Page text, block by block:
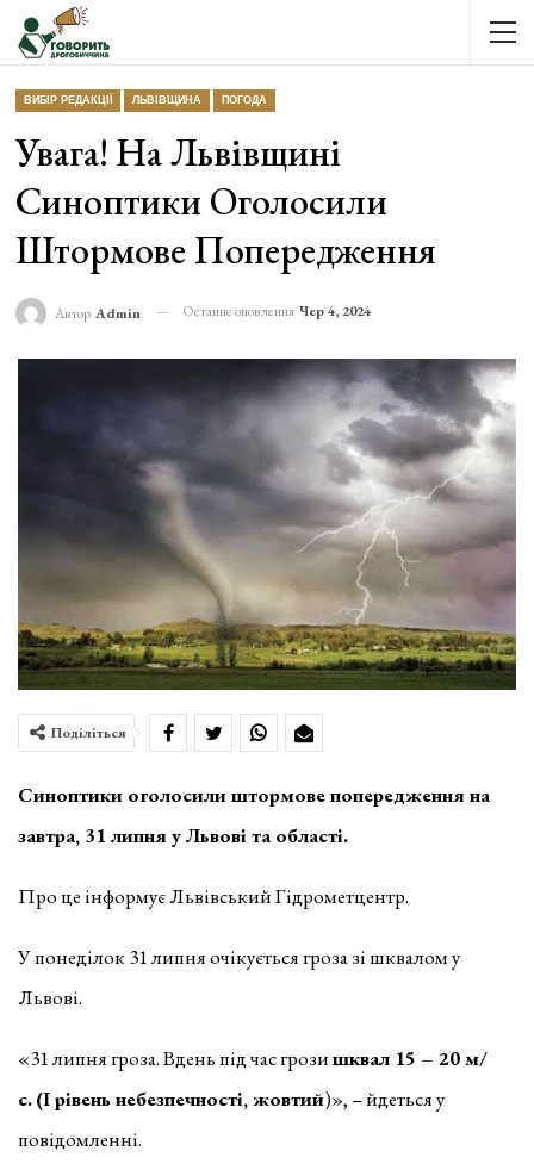
ВИБІР РЕДАКЦІЇ ЛЬВІВЩИНА ПОГОДА
Увага! На Львівщині
Синоптики Оголосили
Штормове Попередження
Автор Admin Останнє оновлення Чер 4, 2024
Поділіться
Синоптики оголосили штормове попередження на
завтра, 31 липня у Львові та області.
Про це інформує Львівський Гідрометцентр.
У понеділок 31 липня очікується гроза зі шквалом у
Львові.
«31 липня гроза. Вдень під час грозишквал 15 – 20 м/
с.(І рівень небезпечності, жовтий)», – йдеться у
повідомленні.